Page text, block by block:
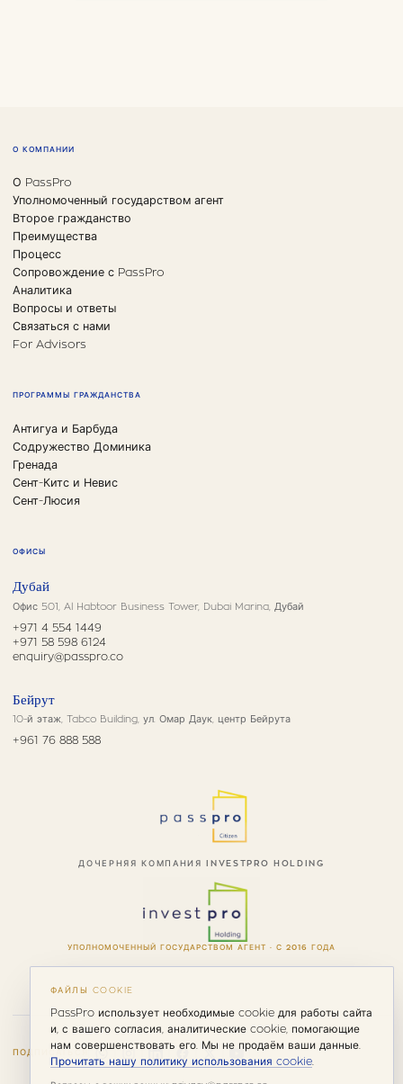
О КОМПАНИИ
О PassPro
Уполномоченный государством агент
Второе гражданство
Преимущества
Процесс
Сопровождение с PassPro
Аналитика
Вопросы и ответы
Связаться с нами
For Advisors
ПРОГРАММЫ ГРАЖДАНСТВА
Антигуа и Барбуда
Содружество Доминика
Гренада
Сент-Китс и Невис
Сент-Люсия
ОФИСЫ
Дубай
Офис 501, Al Habtoor Business Tower, Dubai Marina, Дубай
+971 4 554 1449
+971 58 598 6124
enquiry@passpro.co
Бейрут
10-й этаж, Tabco Building, ул. Омар Даук, центр Бейрута
+961 76 888 588
ДОЧЕРНЯЯ КОМПАНИЯ INVESTPRO HOLDING
УПОЛНОМОЧЕННЫЙ ГОСУДАРСТВОМ АГЕНТ · С 2016 ГОДА
ПОДПИСАТЬСЯ
ФАЙЛЫ COOKIE
PassPro использует необходимые cookie для работы сайта
и, с вашего согласия, аналитические cookie, помогающие
нам совершенствовать его. Мы не продаём ваши данные.
Прочитать нашу политику использования cookie.